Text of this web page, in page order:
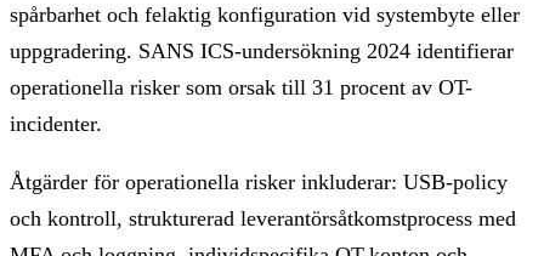
spårbarhet och felaktig konfiguration vid systembyte eller
uppgradering. SANS ICS-undersökning 2024 identifierar
operationella risker som orsak till 31 procent av OT-
incidenter.
Åtgärder för operationella risker inkluderar: USB-policy
och kontroll, strukturerad leverantörsåtkomstprocess med